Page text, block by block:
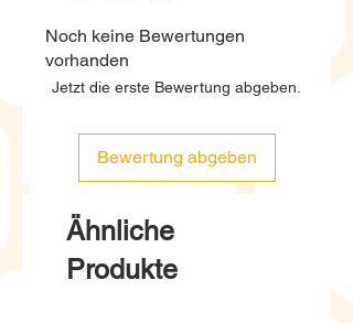
Noch keine Bewertungen
vorhanden
Jetzt die erste Bewertung abgeben.
Bewertung abgeben
Ähnliche
Produkte